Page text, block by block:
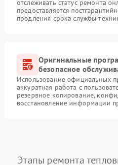
отслеживать статус ремонта
предоставляется
продления срока службы
Оригинальные
безопасное
Использование официальных
аккуратная работа с
резервное копирование,
восстановление информации
Этапы ремонта